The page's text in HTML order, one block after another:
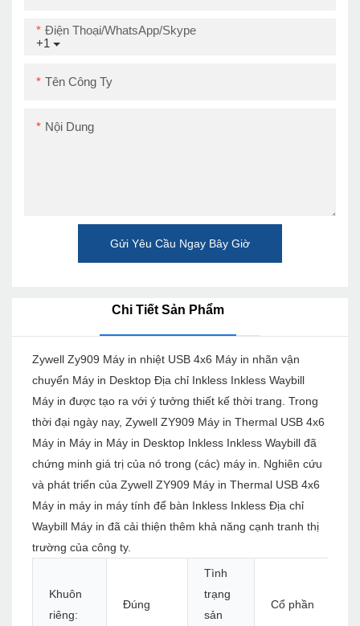
+1
Điện Thoại/WhatsApp/Skype
Tên Công Ty
Nội Dung
Gửi Yêu Cầu Ngay Bây Giờ
Chi Tiết Sản Phẩm
Zywell Zy909 Máy in nhiệt USB 4x6 Máy in nhãn vận
chuyển Máy in Desktop Địa chỉ Inkless Inkless Waybill
Máy in được tạo ra với ý tưởng thiết kế thời trang. Trong
thời đại ngày nay, Zywell ZY909 Máy in Thermal USB 4x6
Máy in Máy in Máy in Desktop Inkless Inkless Waybill đã
chứng minh giá trị của nó trong (các) máy in. Nghiên cứu
và phát triển của Zywell ZY909 Máy in Thermal USB 4x6
Máy in máy in máy tính để bàn Inkless Inkless Địa chỉ
Waybill Máy in đã cải thiện thêm khả năng cạnh tranh thị
trường của công ty.
Khuôn
riêng:
Đúng
Tình
trạng
sản
Cổ phần